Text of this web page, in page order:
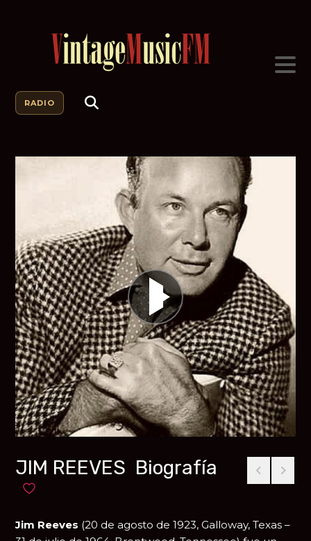
RADIO
JIM REEVES Biografía
Añadir a favoritos
Jim Reeves (20 de agosto de 1923, Galloway, Texas –